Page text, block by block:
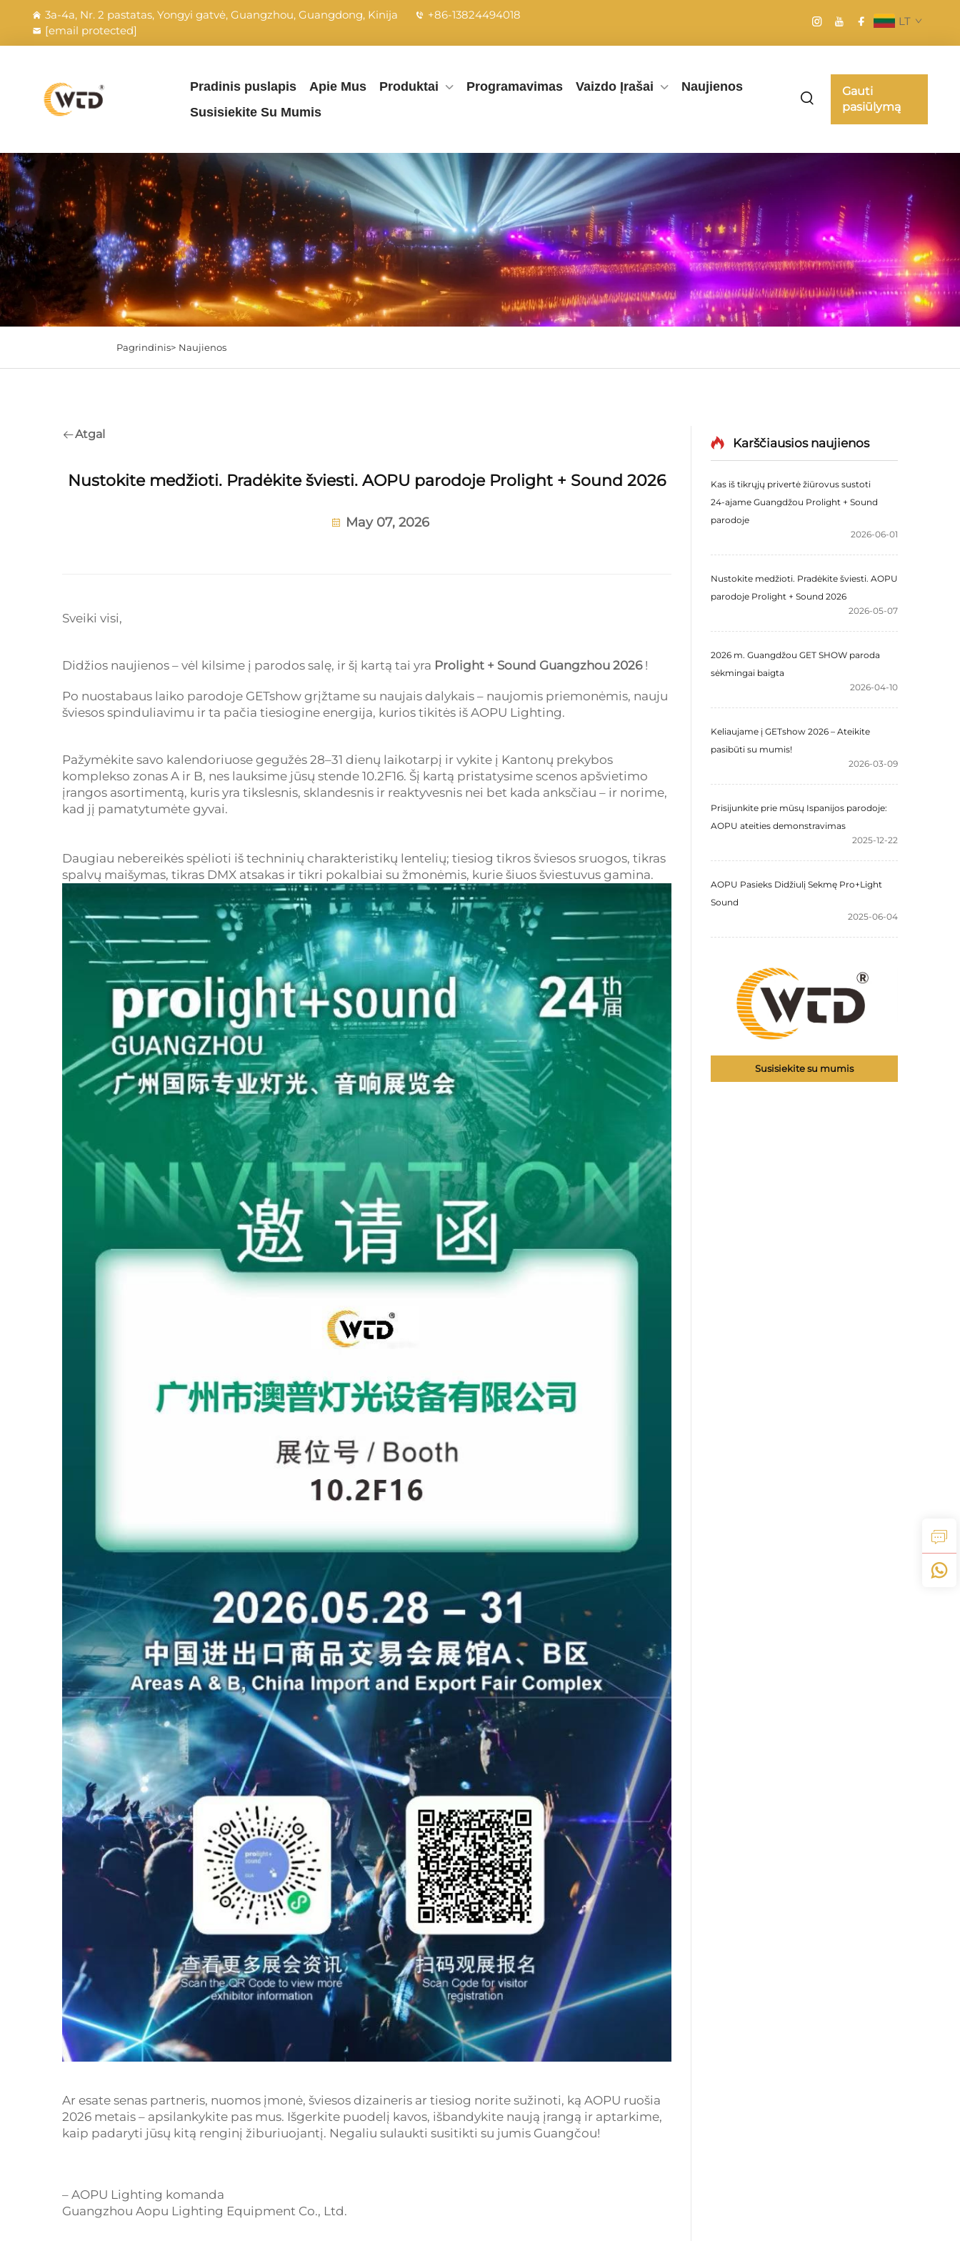
3a-4a, Nr. 2 pastatas, Yongyi gatvė, Guangzhou, Guangdong, Kinija
+86-13824494018
[email protected]
LT
Pradinis puslapis Apie Mus Produktai Programavimas Vaizdo Įrašai
Naujienos
Susisiekite Su Mumis
Gauti
pasiūlymą
Pagrindinis> Naujienos
Atgal
Nustokite medžioti. Pradėkite šviesti. AOPU parodoje Prolight + Sound 2026
May 07, 2026
Sveiki visi,
Didžios naujienos – vėl kilsime į parodos salę, ir šį kartą tai yra Prolight + Sound Guangzhou 2026 !
Po nuostabaus laiko parodoje GETshow grįžtame su naujais dalykais – naujomis priemonėmis, nauju
šviesos spinduliavimu ir ta pačia tiesiogine energija, kurios tikitės iš AOPU Lighting.
Pažymėkite savo kalendoriuose gegužės 28–31 dienų laikotarpį ir vykite į Kantonų prekybos
komplekso zonas A ir B, nes lauksime jūsų stende 10.2F16. Šį kartą pristatysime scenos apšvietimo
įrangos asortimentą, kuris yra tikslesnis, sklandesnis ir reaktyvesnis nei bet kada anksčiau – ir norime,
kad jį pamatytumėte gyvai.
Daugiau nebereikės spėlioti iš techninių charakteristikų lentelių; tiesiog tikros šviesos sruogos, tikras
spalvų maišymas, tikras DMX atsakas ir tikri pokalbiai su žmonėmis, kurie šiuos šviestuvus gamina.
Ar esate senas partneris, nuomos įmonė, šviesos dizaineris ar tiesiog norite sužinoti, ką AOPU ruošia
2026 metais – apsilankykite pas mus. Išgerkite puodelį kavos, išbandykite naują įrangą ir aptarkime,
kaip padaryti jūsų kitą renginį žiburiuojantį. Negaliu sulaukti susitikti su jumis Guangčou!
– AOPU Lighting komanda
Guangzhou Aopu Lighting Equipment Co., Ltd.
Karščiausios naujienos
Kas iš tikrųjų privertė žiūrovus sustoti
24‑ajame Guangdžou Prolight + Sound
parodoje
2026-06-01
Nustokite medžioti. Pradėkite šviesti. AOPU
parodoje Prolight + Sound 2026
2026-05-07
2026 m. Guangdžou GET SHOW paroda
sėkmingai baigta
2026-04-10
Keliaujame į GETshow 2026 – Ateikite
pasibūti su mumis!
2026-03-09
Prisijunkite prie mūsų Ispanijos parodoje:
AOPU ateities demonstravimas
2025-12-22
AOPU Pasieks Didžiulį Sekmę Pro+Light
Sound
2025-06-04
Susisiekite su mumis